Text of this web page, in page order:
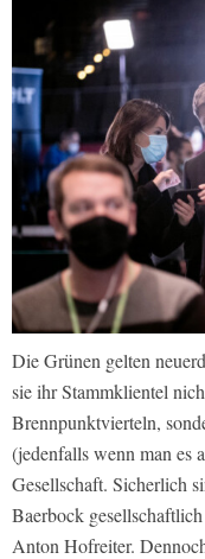
Die Grünen gelten
sie ihr Stammklientel
Brennpunktvierteln,
(jedenfalls wenn man es
Gesellschaft. Sicherlich
Baerbock
Anton Hofreiter.